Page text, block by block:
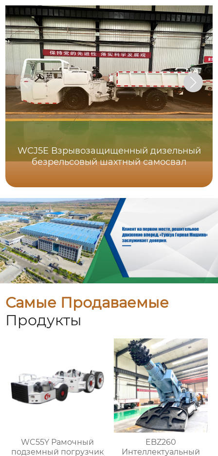
WCJ5E Взрывозащищенный дизельный
безрельсовый шахтный самосвал
Самые Продаваемые
Продукты
WC55Y Рамочный
подземный погрузчик
EBZ260
Интеллектуальный